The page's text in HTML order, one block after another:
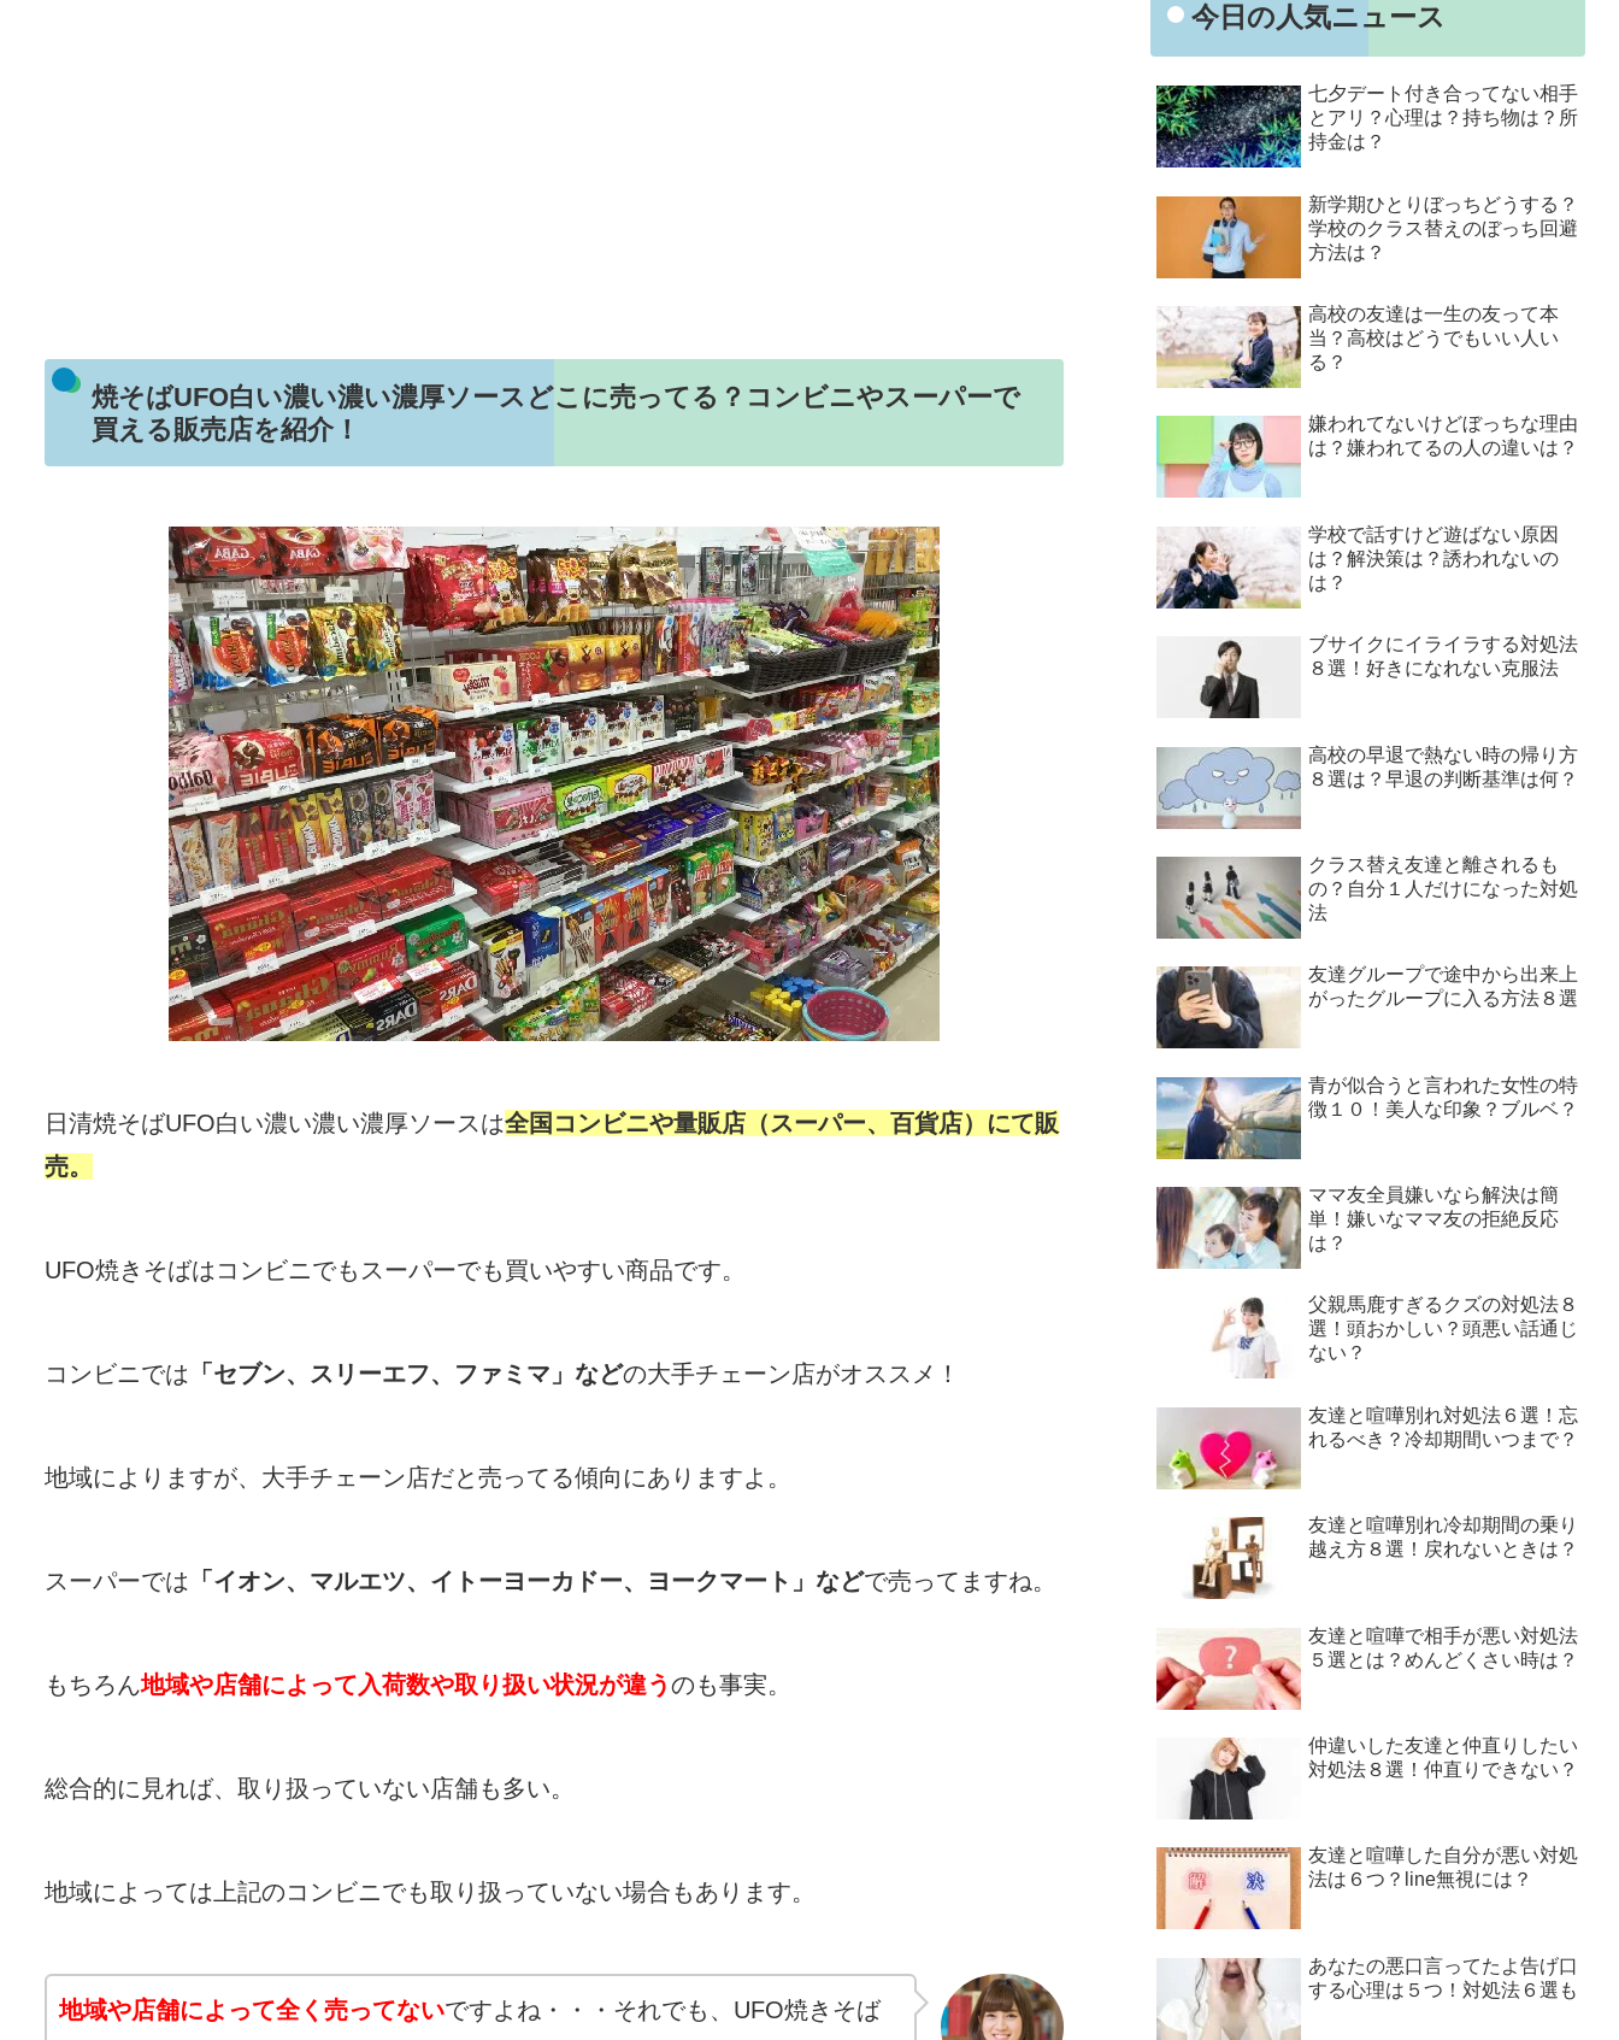
焼そばUFO白い濃い濃い濃厚ソースどこに売ってる？コンビニやスーパーで
買える販売店を紹介！
日清焼そばUFO白い濃い濃い濃厚ソースは全国コンビニや量販店（スーパー、百貨店）にて販
売。
UFO焼きそばはコンビニでもスーパーでも買いやすい商品です。
コンビニでは 「セブン、スリーエフ、ファミマ」などの大手チェーン店がオススメ！
地域によりますが、大手チェーン店だと売ってる傾向にありますよ。
スーパーでは 「イオン、マルエツ、イトーヨーカドー、ヨークマート」などで売ってますね。
もちろん地域や店舗によって入荷数や取り扱い状況が違うのも事実。
総合的に見れば、取り扱っていない店舗も多い。
地域によっては上記のコンビニでも取り扱っていない場合もあります。
地域や店舗によって全く売ってないですよね・・・それでも、UFO焼きそば
今日の人気ニュース
七夕デート付き合ってない相手
とアリ？心理は？持ち物は？所
持金は？
新学期ひとりぼっちどうする？
学校のクラス替えのぼっち回避
方法は？
高校の友達は一生の友って本
当？高校はどうでもいい人い
る？
嫌われてないけどぼっちな理由
は？嫌われてるの人の違いは？
学校で話すけど遊ばない原因
は？解決策は？誘われないの
は？
ブサイクにイライラする対処法
８選！好きになれない克服法
高校の早退で熱ない時の帰り方
８選は？早退の判断基準は何？
クラス替え友達と離されるも
の？自分１人だけになった対処
法
友達グループで途中から出来上
がったグループに入る方法８選
青が似合うと言われた女性の特
徴１０！美人な印象？ブルベ？
ママ友全員嫌いなら解決は簡
単！嫌いなママ友の拒絶反応
は？
父親馬鹿すぎるクズの対処法８
選！頭おかしい？頭悪い話通じ
ない？
友達と喧嘩別れ対処法６選！忘
れるべき？冷却期間いつまで？
友達と喧嘩別れ冷却期間の乗り
越え方８選！戻れないときは？
友達と喧嘩で相手が悪い対処法
５選とは？めんどくさい時は？
仲違いした友達と仲直りしたい
対処法８選！仲直りできない？
友達と喧嘩した自分が悪い対処
法は６つ？line無視には？
あなたの悪口言ってたよ告げ口
する心理は５つ！対処法６選も